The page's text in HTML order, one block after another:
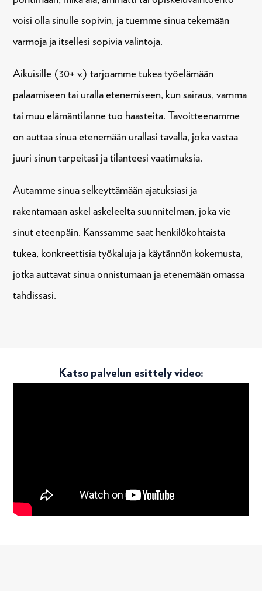
voisi olla sinulle sopivin, ja tuemme sinua tekemään
varmoja ja itsellesi sopivia valintoja.
Aikuisille (30+ v.) tarjoamme tukea työelämään
palaamiseen tai uralla etenemiseen, kun sairaus, vamma
tai muu elämäntilanne tuo haasteita. Tavoitteenamme
on auttaa sinua etenemään urallasi tavalla, joka vastaa
juuri sinun tarpeitasi ja tilanteesi vaatimuksia.
Autamme sinua selkeyttämään ajatuksiasi ja
rakentamaan askel askeleelta suunnitelman, joka vie
sinut eteenpäin. Kanssamme saat henkilökohtaista
tukea, konkreettisia työkaluja ja käytännön kokemusta,
jotka auttavat sinua onnistumaan ja etenemään omassa
tahdissasi.
Katso palvelun esittely video: